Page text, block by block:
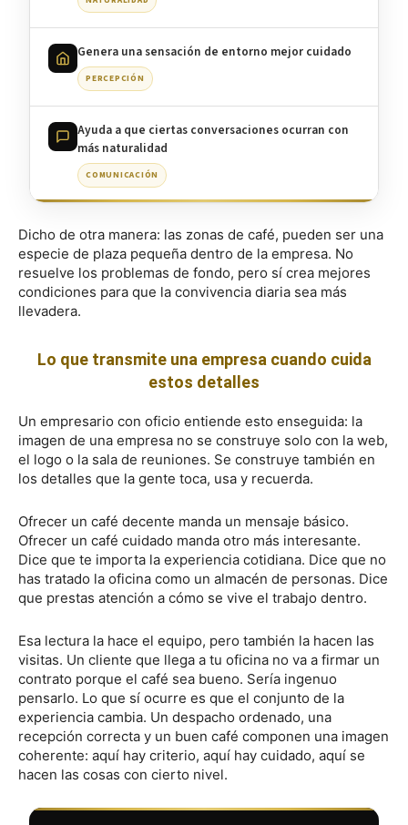
Genera una sensación de entorno mejor cuidado
PERCEPCIÓN
Ayuda a que ciertas conversaciones ocurran con
más naturalidad
COMUNICACIÓN
Dicho de otra manera: las zonas de café, pueden ser una
especie de plaza pequeña dentro de la empresa. No
resuelve los problemas de fondo, pero sí crea mejores
condiciones para que la convivencia diaria sea más
llevadera.
Lo que transmite una empresa cuando cuida
estos detalles
Un empresario con oficio entiende esto enseguida: la
imagen de una empresa no se construye solo con la web,
el logo o la sala de reuniones. Se construye también en
los detalles que la gente toca, usa y recuerda.
Ofrecer un café decente manda un mensaje básico.
Ofrecer un café cuidado manda otro más interesante.
Dice que te importa la experiencia cotidiana. Dice que no
has tratado la oficina como un almacén de personas. Dice
que prestas atención a cómo se vive el trabajo dentro.
Esa lectura la hace el equipo, pero también la hacen las
visitas. Un cliente que llega a tu oficina no va a firmar un
contrato porque el café sea bueno. Sería ingenuo
pensarlo. Lo que sí ocurre es que el conjunto de la
experiencia cambia. Un despacho ordenado, una
recepción correcta y un buen café componen una imagen
coherente: aquí hay criterio, aquí hay cuidado, aquí se
hacen las cosas con cierto nivel.